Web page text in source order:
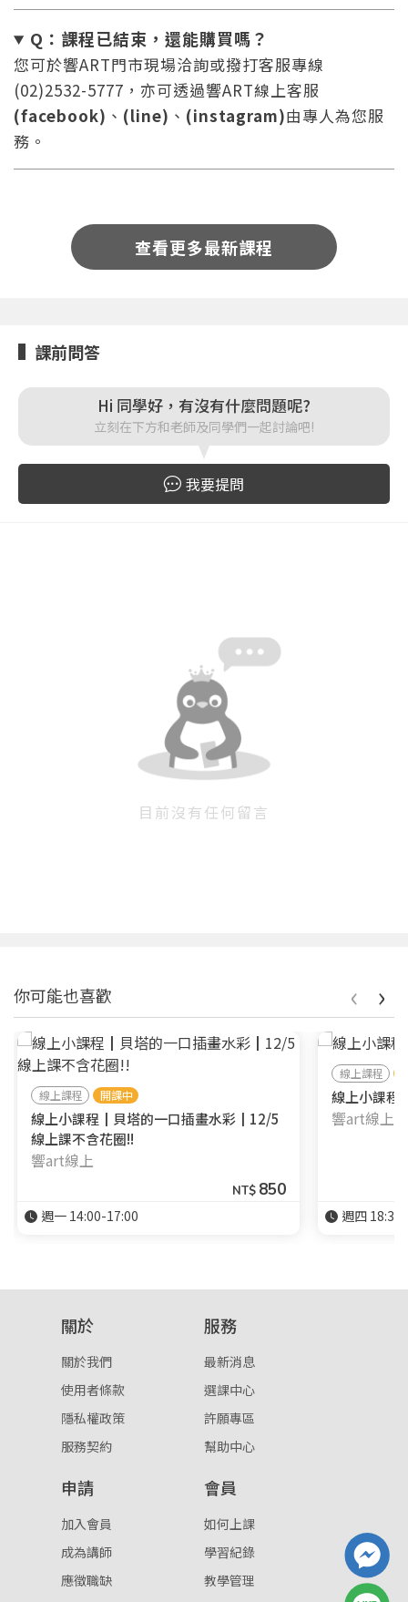
或
登入
或
註冊
按下註冊即代表你同意我們的使用者條款
您將收到一封Email，請依照信件中的指示重新登
重設密碼
系統偵測到您的帳號重複登入，
點擊下方「確定」將前一位使用者強制登出。
確定
取消
Q：課程已結束，還能購買嗎？
您可於響ART門市現場洽詢或撥打客服專線
(02)2532-5777，亦可透過響ART線上客服
(facebook) 、 (line) 、 (instagram)由專人為您服
務。
查看更多最新課程
課前問答
Hi 同學好，有沒有什麼問題呢?
立刻在下方和老師及同學們一起討論吧!
我要提問
目前沒有任何留言
你可能也喜歡
線上課程 開課中
線上小課程┃貝塔的一口插畫水彩┃12/5
線上課不含花圈!!
響art線上
NT$ 850
週一 14:00-17:00
線上課程
線上小課
響art線上
週四
‹ ›
關於
關於我們
使用者條款
隱私權政策
服務契約
服務
最新消息
選課中心
許願專區
幫助中心
申請
加入會員
成為講師
應徵職缺
會員
如何上課
學習紀錄
教學管理